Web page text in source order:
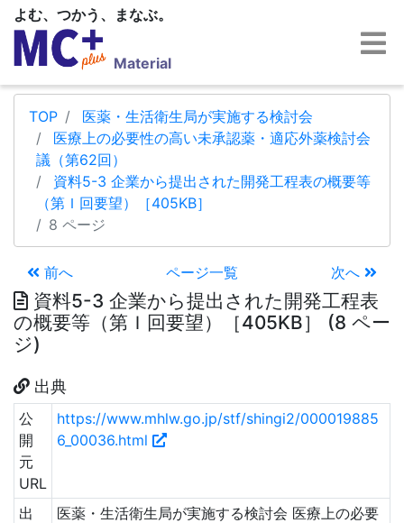
よむ、つかう、まなぶ。
Material
TOP
医薬・生活衛生局が実施する検討会
医療上の必要性の高い未承認薬・適応外薬検討会
議（第62回）
資料5-3 企業から提出された開発工程表の概要等
（第Ｉ回要望）［405KB］
8 ページ
前へ ページ一覧 次へ
資料5-3 企業から提出された開発工程表
の概要等（第Ｉ回要望）［405KB］ (8 ペー
ジ)
出典
公
開
元
URL
https://www.mhlw.go.jp/stf/shingi2/000019885
6_00036.html
出
医薬・生活衛生局が実施する検討会 医療上の必要